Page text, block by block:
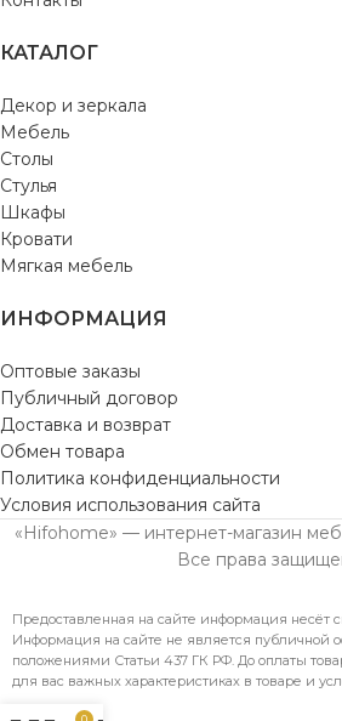
КАТАЛОГ
Декор и зеркала
Мебель
Столы
Стулья
Шкафы
Кровати
Мягкая мебель
ИНФОРМАЦИЯ
Оптовые заказы
Публичный договор
Доставка и возврат
Обмен товара
Политика конфиденциальности
Условия использования сайта
«Hifohome» — интернет-магазин
Все права
Предоставленная на сайте информация несёт
Информация на сайте не является публичной
положениями Статьи 437 ГК РФ. До оплаты
для вас важных характеристиках в товаре и